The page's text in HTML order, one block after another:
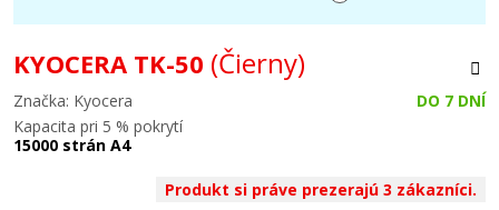
KYOCERA TK-50 (Čierny)
Značka: Kyocera
DO 7 DNÍ
Kapacita pri 5 % pokrytí
15000 strán A4
Produkt si práve prezerajú 3 zákazníci.